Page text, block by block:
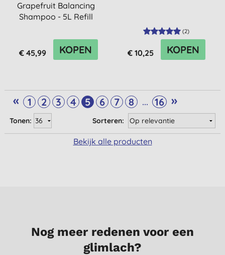
Grapefruit Balancing
Shampoo - 5L Refill
€ 45,99 KOPEN
(2)
€ 10,25 KOPEN
« 1 2 3 4 5 6 7 8 ... 16 »
Sorteren:
Tonen:
Bekijk alle producten
Nog meer redenen voor een
glimlach?